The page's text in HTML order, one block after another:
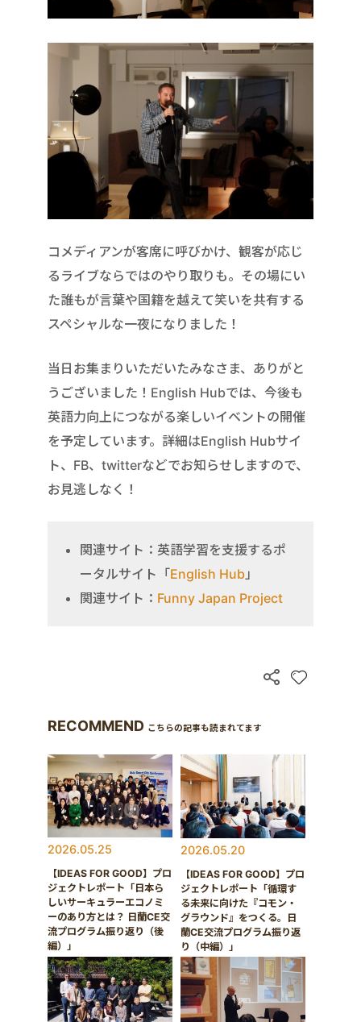
コメディアンが客席に呼びかけ、観客が応じ
るライブならではのやり取りも。その場にい
た誰もが言葉や国籍を越えて笑いを共有する
スペシャルな一夜になりました！
当日お集まりいただいたみなさま、ありがと
うございました！English Hubでは、今後も
英語力向上につながる楽しいイベントの開催
を予定しています。詳細はEnglish Hubサイ
ト、FB、twitterなどでお知らせしますので、
お見逃しなく！
関連サイト：英語学習を支援するポ
ータルサイト「English Hub」
関連サイト： Funny Japan Project
RECOMMEND こちらの記事も読まれてます
2026.05.25
【IDEAS FOR GOOD】プロ
ジェクトレポート「日本ら
しいサーキュラーエコノミ
ーのあり方とは？ 日蘭CE交
流プログラム振り返り（後
編）」
2026.05.20
【IDEAS FOR GOOD】プロ
ジェクトレポート「循環す
る未来に向けた『コモン・
グラウンド』をつくる。日
蘭CE交流プログラム振り返
り（中編）」